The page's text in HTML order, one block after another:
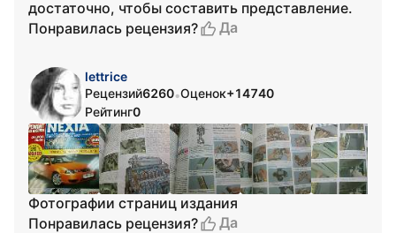
достаточно, чтобы составить представление.
Понравилась рецензия?
Да
lettrice
Рецензий6260•Оценок+14740
Рейтинг0
Фотографии страниц издания
Понравилась рецензия?
Да